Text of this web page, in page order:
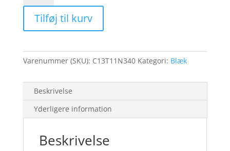
Pro
EM/EP-
C800R
blæk
5K
Tilføj til kurv
Varenummer (SKU): C13T11N340 Kategori: Blæk
Beskrivelse
Yderligere information
Beskrivelse